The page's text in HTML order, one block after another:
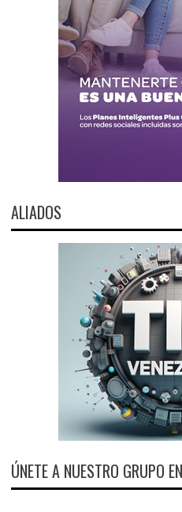
ALIADOS
ÚNETE A NUESTRO GRUPO